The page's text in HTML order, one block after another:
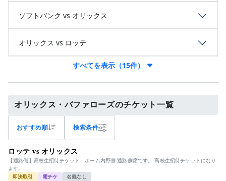
ソフトバンク vs オリックス
オリックス vs ロッテ
すべてを表示（15件）
オリックス・バファローズのチケット一覧
おすすめ順 検索条件
ロッテ vs オリックス
【通路側】高校生招待チケット ホーム内野側 通路側席です。 高校生招待チケットになり
ます。
即決取引
電チケ 名義なし